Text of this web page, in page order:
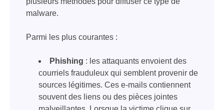
malware.
Parmi les plus courantes :
Phishing : les attaquants envoient des
courriels frauduleux qui semblent provenir de
sources légitimes. Ces e-mails contiennent
souvent des liens ou des pièces jointes